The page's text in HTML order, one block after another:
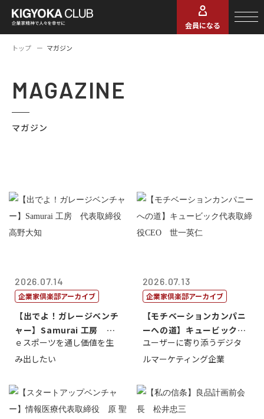
会員になる
トップ マガジン
MAGAZINE
マガジン
2026.07.14
企業家倶楽部アーカイブ
【出でよ！ガレージベンチ
ャー】Samurai 工房 代
表取締...
ｅスポーツを通し価値を生
み出したい
2026.07.13
企業家倶楽部アーカイブ
【モチベーションカンパニ
ーへの道】キュービック代
表取締役CE...
ユーザーに寄り添うデジタ
ルマーケティング企業